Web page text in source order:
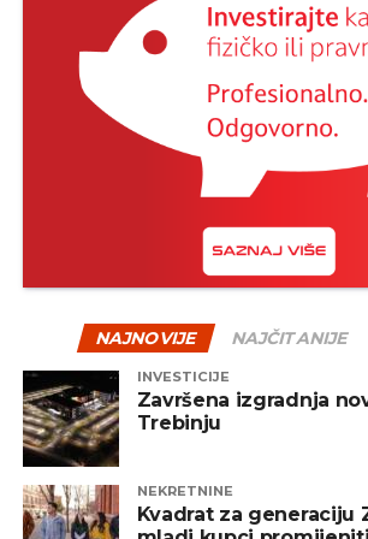
ne donositi ishitrene odluke. Tržišta
tok – nakon pada uglavnom slijedi
istorija je više puta pokazala da su
na kraju često nagrađeni.
Jedan od načina za ublažavanje
diverzifikacija – odnosno raspodjela
mješovite i alternativne fondove. Na
smanjuje zavisnost od jednog tržišta
NAJNOVIJE NAJČITANIJE
INVESTICIJE
Završena izgradnja
Trebinju
NEKRETNINE
Kvadrat za generaciju